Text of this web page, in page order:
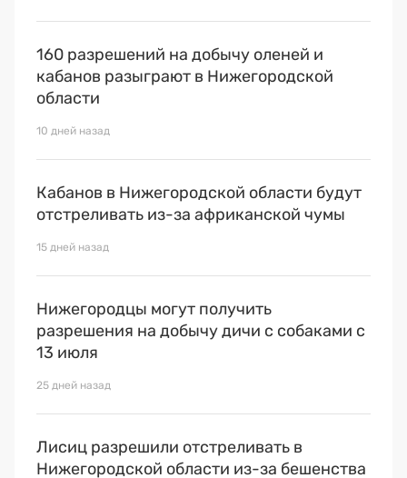
Искусство исцелять
Премия 2026 (текущая)
160 разрешений на добычу оленей и
кабанов разыграют в Нижегородской
области
10 дней назад
Кабанов в Нижегородской области будут
отстреливать из-за африканской чумы
15 дней назад
Нижегородцы могут получить
разрешения на добычу дичи с собаками с
13 июля
25 дней назад
Лисиц разрешили отстреливать в
Нижегородской области из-за бешенства